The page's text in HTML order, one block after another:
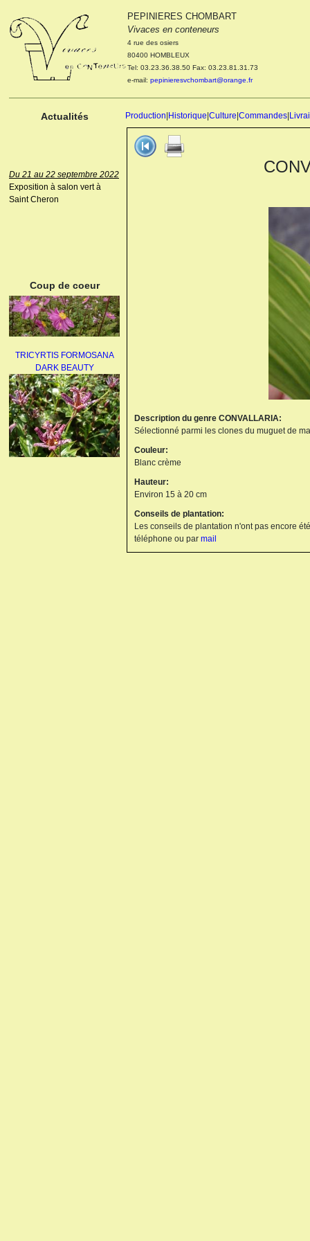
PEPINIERES CHOMBART
Vivaces en conteneurs
4 rue des osiers
80400 HOMBLEUX
Tel: 03.23.36.38.50 Fax: 03.23.81.31.73
e-mail: pepinieresvchombart@orange.fr
Actualités Production Historique Culture Commandes
Le 04 et 05 octobre 2022
Portes ouvertes de la
pépinière : Visite des
cultures, découverte des
nouveautés. Le rendez-vous
des passionnés Le mardi 04
octobre 2022. Le mercredi 05
Du 21 au 22 septembre 2022
Exposition à salon vert à
Saint Cheron
Coup de coeur
TRICYRTIS FORMOSANA
DARK BEAUTY
Description du genre CONVALLARIA:
Sélectionné parmi les clones du muguet de
Couleur:
Blanc crème
Hauteur:
Environ 15 à 20 cm
Conseils de plantation:
Les conseils de plantation n'ont pas encore
téléphone ou par mail